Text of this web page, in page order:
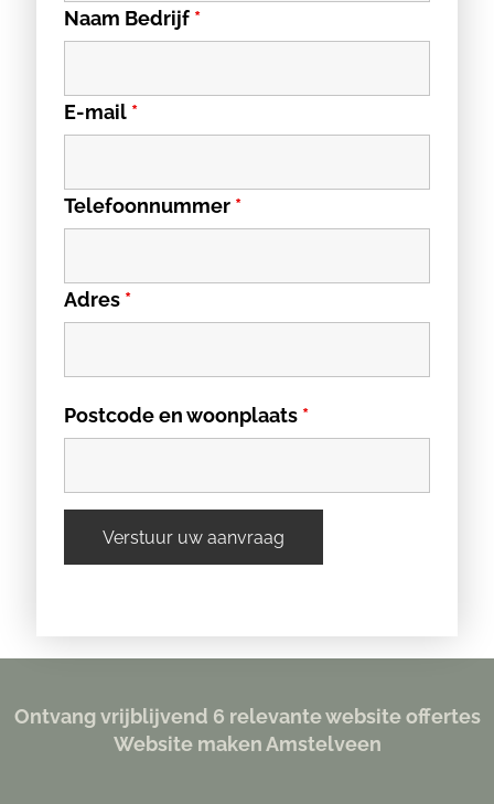
Naam Bedrijf *
E-mail *
Telefoonnummer *
Adres *
Postcode en woonplaats *
Ontvang vrijblijvend 6 relevante website offertes
Website maken Amstelveen